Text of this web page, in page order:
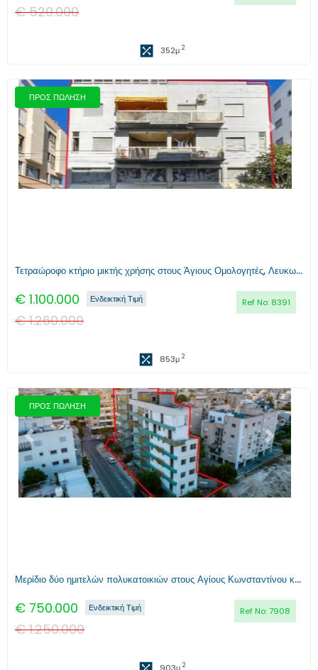
€520.000
352μ 2
ΠΡΟΣ ΠΩΛΗΣΗ
Προηγούμενο Επόμενο
Τετραώροφο κτήριο μικτής χρήσης στους Άγιους Ομολογητές, Λευκωσία
€ 1.100.000 Ref No: 8391
Ενδεικτική Τιμή
€1.260.000
853μ 2
ΠΡΟΣ ΠΩΛΗΣΗ
Προηγούμενο Επόμενο
Μερίδιο δύο ημιτελών πολυκατοικιών στους Αγίους Κωνσταντίνου και Ελένης, Λευκωσίας
€ 750.000 Ref No:7908
Ενδεικτική Τιμή
€1.250.000
903μ 2